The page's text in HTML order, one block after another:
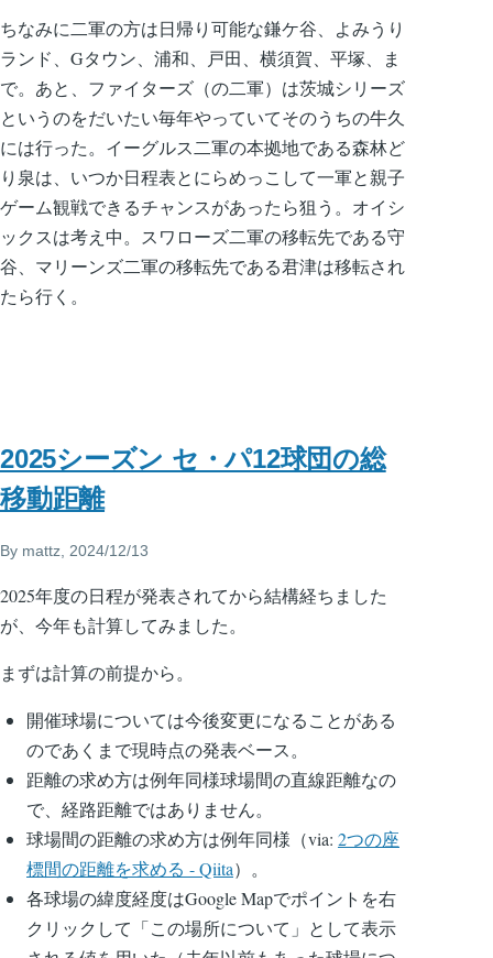
ちなみに二軍の方は日帰り可能な鎌ケ谷、よみうり
ランド、Gタウン、浦和、戸田、横須賀、平塚、ま
で。あと、ファイターズ（の二軍）は茨城シリーズ
というのをだいたい毎年やっていてそのうちの牛久
には行った。イーグルス二軍の本拠地である森林ど
り泉は、いつか日程表とにらめっこして一軍と親子
ゲーム観戦できるチャンスがあったら狙う。オイシ
ックスは考え中。スワローズ二軍の移転先である守
谷、マリーンズ二軍の移転先である君津は移転され
たら行く。
2025シーズン セ・パ12球団の総
移動距離
By mattz , 2024/12/13
2025年度の日程が発表されてから結構経ちました
が、今年も計算してみました。
まずは計算の前提から。
開催球場については今後変更になることがある
のであくまで現時点の発表ベース。
距離の求め方は例年同様球場間の直線距離なの
で、経路距離ではありません。
球場間の距離の求め方は例年同様（via: 2つの座
標間の距離を求める - Qiita）。
各球場の緯度経度はGoogle Mapでポイントを右
クリックして「この場所について」として表示